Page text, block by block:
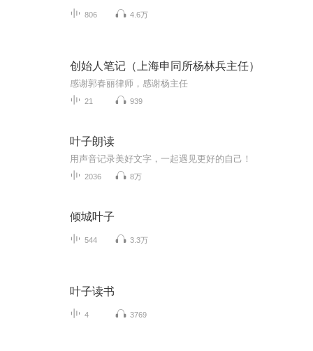
806 4.6万
创始人笔记（上海申同所杨林兵主任）
感谢郭春丽律师，感谢杨主任
21 939
叶子朗读
用声音记录美好文字，一起遇见更好的自己！
2036 8万
倾城叶子
544 3.3万
叶子读书
4 3769